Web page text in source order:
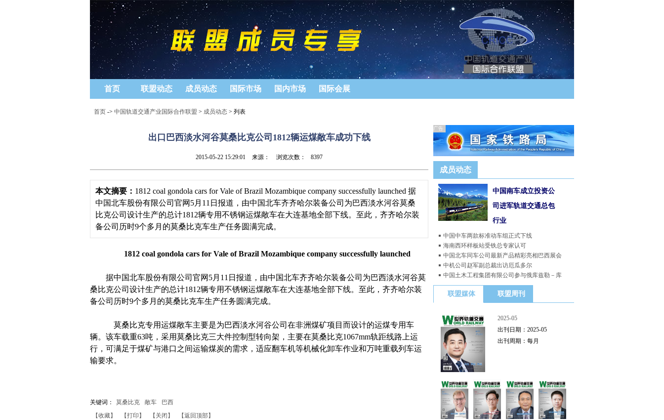
首页 联盟动态 成员动态 国际市场 国内市场 国际会展
首页 -> 中国轨道交通产业国际合作联盟 > 成员动态 > 列表
出口巴西淡水河谷莫桑比克公司1812辆运煤敞车成功下线
2015-05-22 15:29:01 来源： 浏览次数： 8397
本文摘要： 1812 coal gondola cars for Vale of Brazil Mozambique company successfully launched 据
中国北车股份有限公司官网5月11日报道，由中国北车齐齐哈尔装备公司为巴西淡水河谷莫桑
比克公司设计生产的总计1812辆专用不锈钢运煤敞车在大连基地全部下线。至此，齐齐哈尔装
备公司历时9个多月的莫桑比克车生产任务圆满完成。
1812 coal gondola cars for Vale of Brazil Mozambique company successfully launched
据中国北车股份有限公司官网5月11日报道，由中国北车齐齐哈尔装备公司为巴西淡水河谷莫
桑比克公司设计生产的总计1812辆专用不锈钢运煤敞车在大连基地全部下线。至此，齐齐哈尔装
备公司历时9个多月的莫桑比克车生产任务圆满完成。
莫桑比克专用运煤敞车主要是为巴西淡水河谷公司在非洲煤矿项目而设计的运煤专用车
辆。该车载重63吨，采用莫桑比克三大件控制型转向架，主要在莫桑比克1067mm轨距线路上运
行，可满足于煤矿与港口之间运输煤炭的需求，适应翻车机等机械化卸车作业和万吨重载列车运
输要求。
关键词： 莫桑比克 敞车
巴西
【收藏】
【打印】 【关闭】
【返回顶部】
广告
成员动态
中国南车成立投资公
司进军轨道交通总包
行业
中国中车两款标准动车组正式下线
海南西环样板站受铁总专家认可
中国北车同车公司最新产品精彩亮相巴西展会
中机公司赵军副总裁出访厄瓜多尔
中国土木工程集团有限公司参与俄库兹勒－库
联盟媒体 联盟周刊
2025-05
出刊日期：2025-05
出刊周期：每月